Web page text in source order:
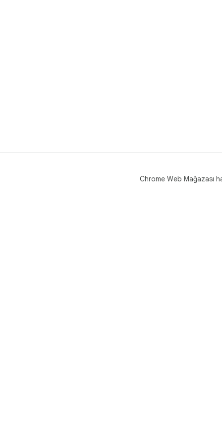
Chrome Web Mağazası